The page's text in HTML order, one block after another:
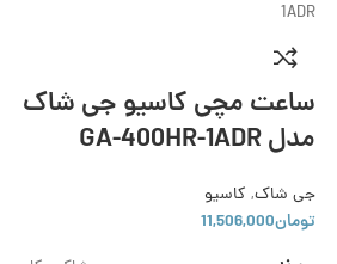
ساعت مچی کاسیو جی شاک
مدل GA-400HR-1ADR
جی شاک, کاسیو
تومان11,506,000